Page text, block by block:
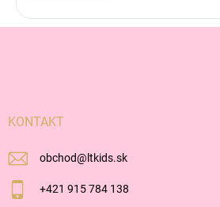
KONTAKT
obchod@ ltkids.sk
+421 915 784 138